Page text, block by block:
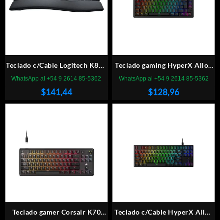
Teclado c/Cable Logitech K860
Negro
$141,44
WhatsApp al +54 9 2614 85-5362
Teclado gaming HyperX Alloy
Rise 75%
$128,96
WhatsApp al +54 9 2614 85-5362
Teclado gamer Corsair K70
Teclado c/Cable HyperX Alloy